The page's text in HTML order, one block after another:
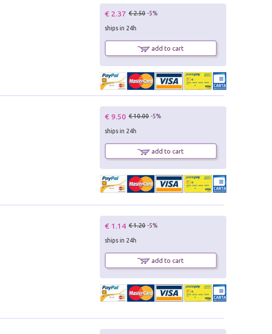
€ 2.37 € 2.50 -5%
ships in 24h
add to cart
€ 9.50 € 10.00 -5%
ships in 24h
add to cart
€ 1.14 € 1.20 -5%
ships in 24h
add to cart